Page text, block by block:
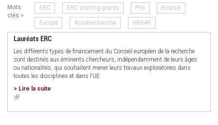
external)
Mots
clés >
ERC ERC starting grants Prix Bourse
Europe ActuRecherche HRS4R
Lauréats ERC
Les différents types de financement du Conseil européen de la recherche
sont destinés aux éminents chercheurs, indépendamment de leurs âges
ou nationalités, qui souhaitent mener leurs travaux exploratoires dans
toutes les disciplines et dans l’UE
> Lire la suite
(link
external)